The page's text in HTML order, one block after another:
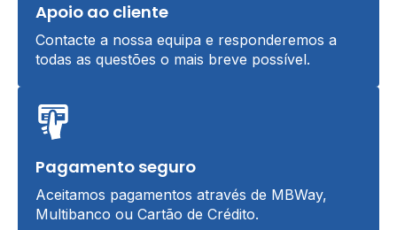
Apoio ao cliente
Contacte a nossa equipa e responderemos a
todas as questões o mais breve possível.
Pagamento seguro
Aceitamos pagamentos através de MBWay,
Multibanco ou Cartão de Crédito.